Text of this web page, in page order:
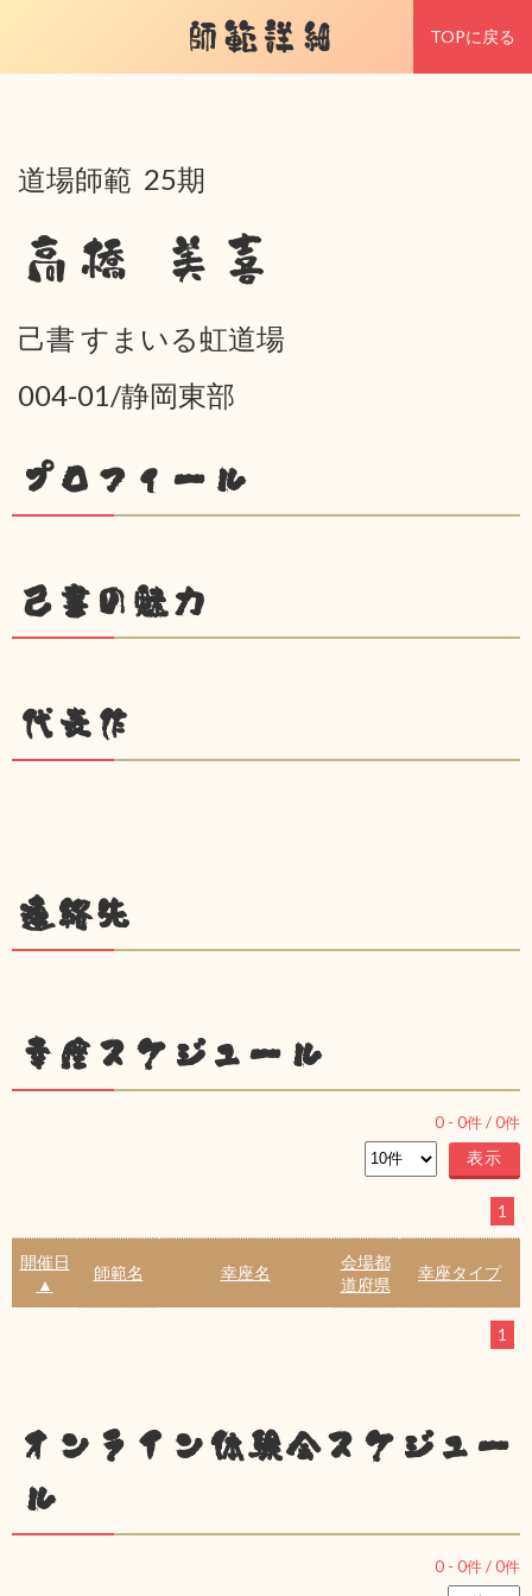
師範詳細 TOPに戻る
道場師範 25期
高橋 美喜
己書 すまいる虹道場
004-01/静岡東部
プロフィール
己書の魅力
代表作
連絡先
幸座スケジュール
0 - 0件 /0件
1
開催日
▲
師範名 幸座名
会場都
道府県
幸座タイプ
1
オンライン体験会スケジュー
ル
0 - 0件 /0件